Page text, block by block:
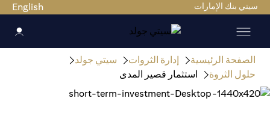
سيتي بنك الإمارات English
الصفحة الرئيسية إدارة الثروات
سيتي جولد
حلول الثروة
استثمار قصير المدى